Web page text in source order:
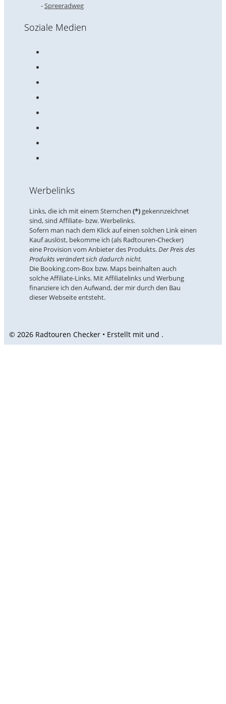
Spreeradweg
Soziale Medien
Werbelinks
Links, die ich mit einem Sternchen (*)gekennzeichnet
sind, sind Affiliate- bzw. Werbelinks.
Sofern man nach dem Klick auf einen solchen Link einen
Kauf auslöst, bekomme ich (als Radtouren-Checker)
eine Provision vom Anbieter des Produkts.Der Preis des
Produkts verändert sich dadurch nicht.
Die Booking.com-Box bzw. Maps beinhalten auch
solche Affiliate-Links. Mit Affiliatelinks und Werbung
finanziere ich den Aufwand, der mir durch den Bau
dieser Webseite entsteht.
© 2026 Radtouren Checker • Erstellt mit und .